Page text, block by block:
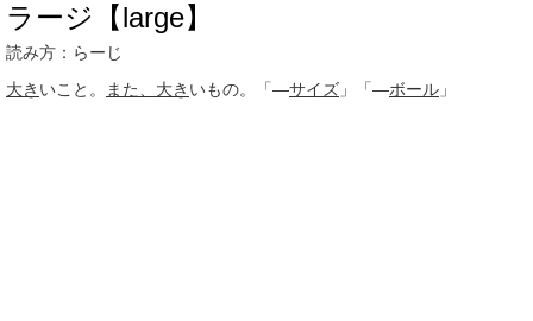
ラージ【large】
読み方：らーじ
大き いこと。 また、 大き いもの。「―サイズ 」「―ボール 」